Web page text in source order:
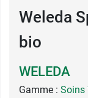
Weleda
bio
WELEDA
Gamme : Soins